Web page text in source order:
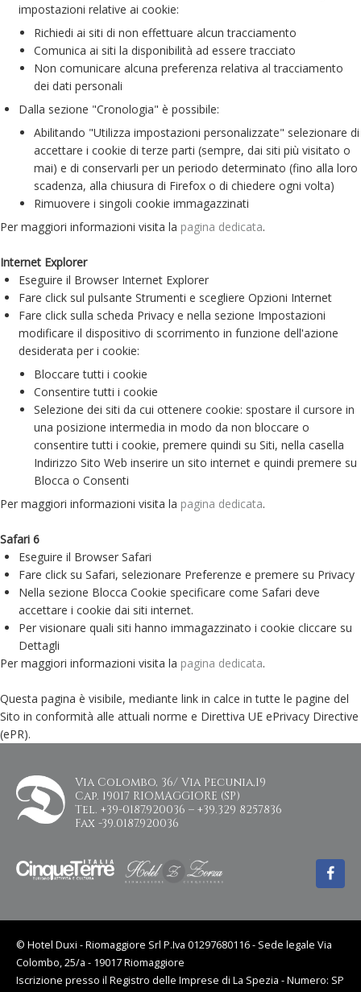
impostazioni relative ai cookie:
Richiedi ai siti di non effettuare alcun tracciamento
Comunica ai siti la disponibilità ad essere tracciato
Non comunicare alcuna preferenza relativa al tracciamento
dei dati personali
Dalla sezione "Cronologia" è possibile:
Abilitando "Utilizza impostazioni personalizzate" selezionare di
accettare i cookie di terze parti (sempre, dai siti più visitato o
mai) e di conservarli per un periodo determinato (fino alla loro
scadenza, alla chiusura di Firefox o di chiedere ogni volta)
Rimuovere i singoli cookie immagazzinati
Per maggiori informazioni visita la pagina dedicata.
Internet Explorer
Eseguire il Browser Internet Explorer
Fare click sul pulsante Strumenti e scegliere Opzioni Internet
Fare click sulla scheda Privacy e nella sezione Impostazioni
modificare il dispositivo di scorrimento in funzione dell'azione
desiderata per i cookie:
Bloccare tutti i cookie
Consentire tutti i cookie
Selezione dei siti da cui ottenere cookie: spostare il cursore in
una posizione intermedia in modo da non bloccare o
consentire tutti i cookie, premere quindi su Siti, nella casella
Indirizzo Sito Web inserire un sito internet e quindi premere su
Blocca o Consenti
Per maggiori informazioni visita la pagina dedicata.
Safari 6
Eseguire il Browser Safari
Fare click su Safari, selezionare Preferenze e premere su Privacy
Nella sezione Blocca Cookie specificare come Safari deve
accettare i cookie dai siti internet.
Per visionare quali siti hanno immagazzinato i cookie cliccare su
Dettagli
Per maggiori informazioni visita la pagina dedicata.
Questa pagina è visibile, mediante link in calce in tutte le pagine del
Sito in conformità alle attuali norme e Direttiva UE ePrivacy Directive
(ePR).
Via Colombo, 36/ Via Pecunia,19
Cap. 19017 RIOMAGGIORE (SP)
Tel. +39-0187.920036 – +39.329 8257836
Fax -39.0187.920036
© Hotel Duxi - Riomaggiore Srl P.Iva 01297680116 - Sede legale Via
Colombo, 25/a - 19017 Riomaggiore
Iscrizione presso il Registro delle Imprese di La Spezia - Numero: SP